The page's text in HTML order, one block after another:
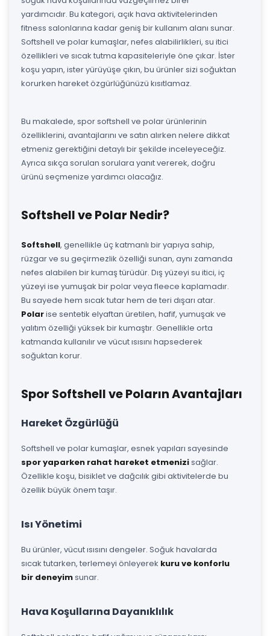
yardımcıdır. Bu kategori, açık hava aktivitelerinden
fitness salonlarına kadar geniş bir kullanım alanı sunar.
Softshell ve polar kumaşlar, nefes alabilirlikleri, su itici
özellikleri ve sıcak tutma kapasiteleriyle öne çıkar. İster
koşu yapın, ister yürüyüşe çıkın, bu ürünler sizi soğuktan
korurken hareket özgürlüğünüzü kısıtlamaz.
Bu makalede, spor softshell ve polar ürünlerinin
özelliklerini, avantajlarını ve satın alırken nelere dikkat
etmeniz gerektiğini detaylı bir şekilde inceleyeceğiz.
Ayrıca sıkça sorulan sorulara yanıt vererek, doğru
ürünü seçmenize yardımcı olacağız.
Softshell ve Polar Nedir?
Softshell, genellikle üç katmanlı bir yapıya sahip,
rüzgar ve su geçirmezlik özelliği sunan, aynı zamanda
nefes alabilen bir kumaş türüdür. Dış yüzeyi su itici, iç
yüzeyi ise yumuşak bir polar veya fleece kaplamadır.
Bu sayede hem sıcak tutar hem de teri dışarı atar.
Polarise sentetik elyaftan üretilen, hafif, yumuşak ve
yalıtım özelliği yüksek bir kumaştır. Genellikle orta
katmanda kullanılır ve vücut ısısını hapsederek
soğuktan korur.
Spor Softshell ve Poların Avantajları
Hareket Özgürlüğü
Softshell ve polar kumaşlar, esnek yapıları sayesinde
spor yaparken rahat hareket etmenizisağlar.
Özellikle koşu, bisiklet ve dağcılık gibi aktivitelerde bu
özellik büyük önem taşır.
Isı Yönetimi
Bu ürünler, vücut ısısını dengeler. Soğuk havalarda
sıcak tutarken, terlemeyi önleyerek kuru ve konforlu
bir deneyimsunar.
Hava Koşullarına Dayanıklılık